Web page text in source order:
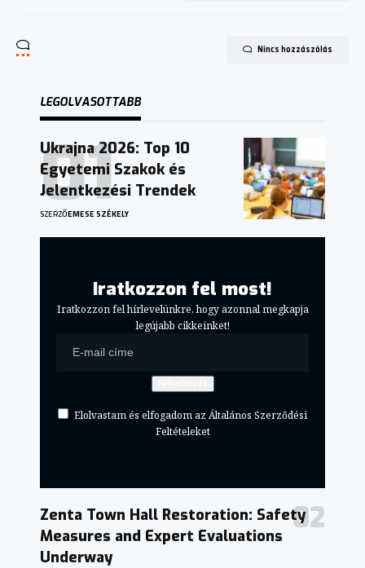
Nincs hozzászólás
LEGOLVASOTTABB
Ukrajna 2026: Top 10
Egyetemi Szakok és
Jelentkezési Trendek
SZERZŐEMESE SZÉKELY
Iratkozzon fel most!
Iratkozzon fel hírlevelünkre, hogy azonnal megkapja
legújabb cikkeinket!
Elolvastam és elfogadom az Általános Szerződési
Feltételeket
Zenta Town Hall Restoration: Safety
Measures and Expert Evaluations
Underway